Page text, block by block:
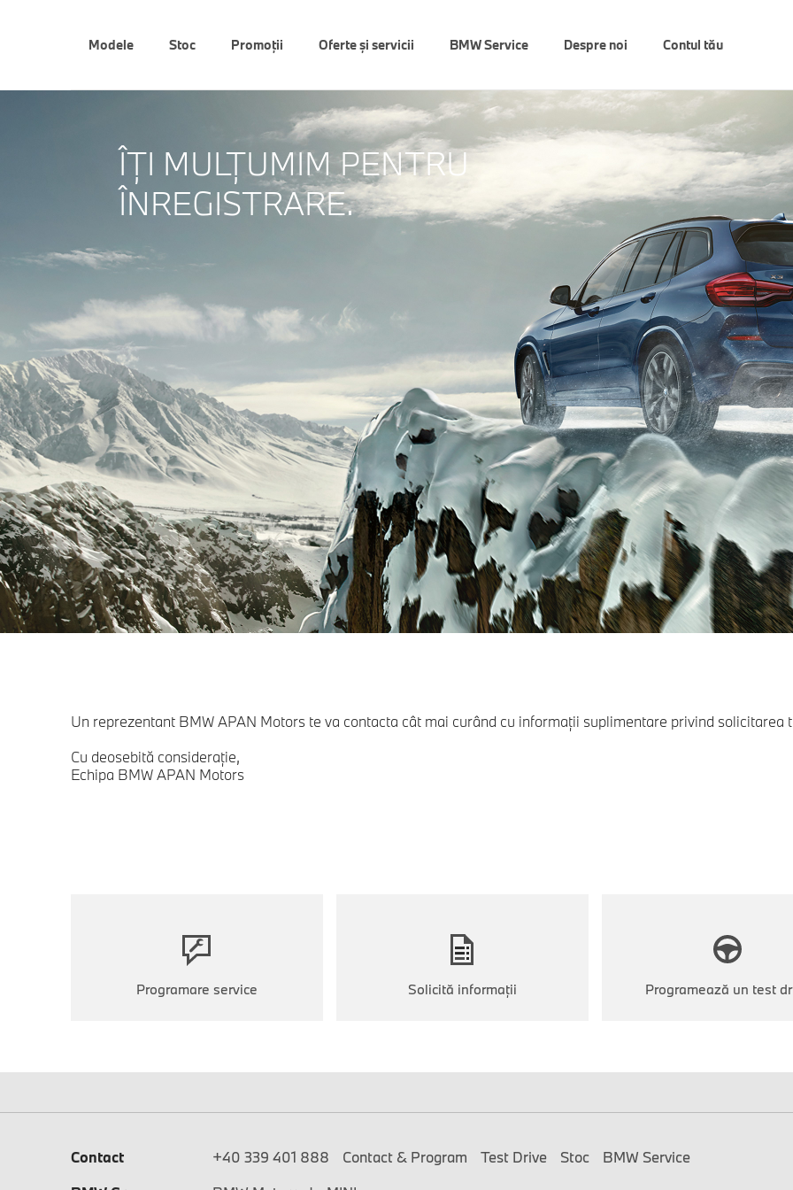
Modele Stoc Promoții Oferte şi servicii BMW Service Despre noi Contul tău
ÎŢI MULŢUMIM PENTRU
ÎNREGISTRARE.
Un reprezentant BMW APAN Motors te va contacta cât mai curând cu informaţii suplimentare privind solicitarea
Cu deosebită consideraţie,
Echipa BMW APAN Motors
Programare service Solicită informații Programează un test
Contact +40 339 401 888 Contact & Program Test Drive Stoc
BMW Service